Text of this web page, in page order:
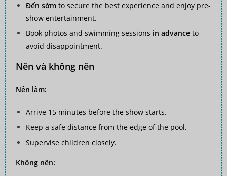
Đến sớm to secure the best experience and enjoy pre-
show entertainment.
Book photos and swimming sessions in advance to
avoid disappointment.
Nên và không nên
Nên làm:
Arrive 15 minutes before the show starts.
Keep a safe distance from the edge of the pool.
Supervise children closely.
Không nên: